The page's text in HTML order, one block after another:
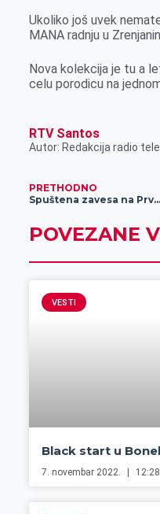
Ukoliko još uvek
MANA radnju u
Nova kolekcija je tu a
celu porodicu na
RTV Santos
Autor: Redakcija radio
PRETHODNO
Spuštena zavesa na Prvu rukometnu ligu Vojvodine
POVEZANE
VESTI
Black start u
7. novembar 2022. 12:28